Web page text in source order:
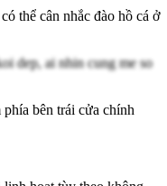
thể cân nhắc đào hồ cá ở
bên trái cửa chính